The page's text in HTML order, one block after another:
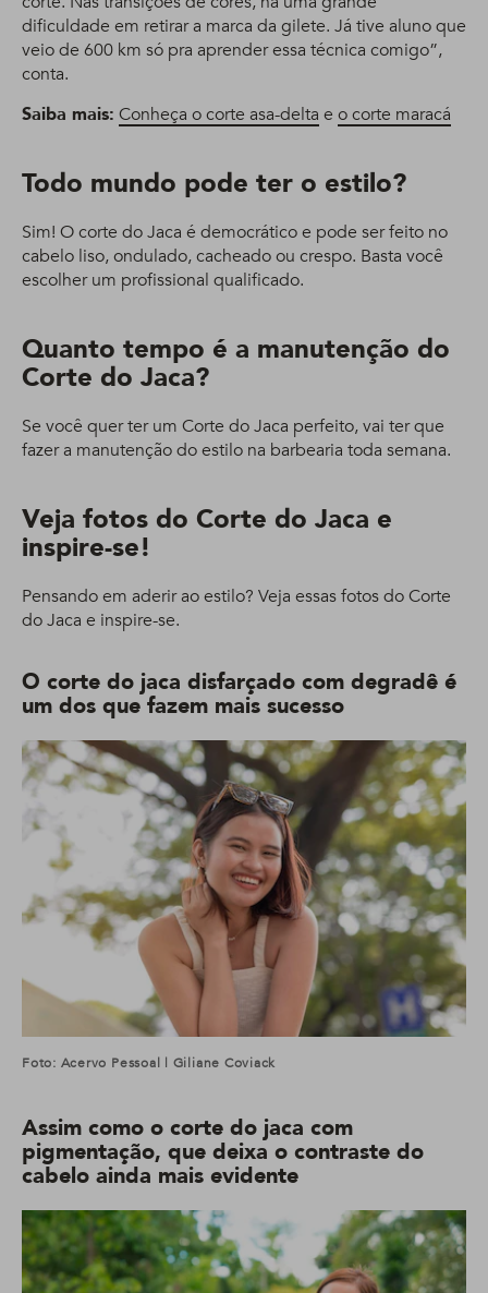
dificuldade em retirar a marca da gilete. Já tive aluno que
veio de 600 km só pra aprender essa técnica comigo”,
conta.
Saiba mais: Conheça o corte asa-delta e o corte maracá
Todo mundo pode ter o estilo?
Sim! O corte do Jaca é democrático e pode ser feito no
cabelo liso, ondulado, cacheado ou crespo. Basta você
escolher um profissional qualificado.
Quanto tempo é a manutenção do
Corte do Jaca?
Se você quer ter um Corte do Jaca perfeito, vai ter que
fazer a manutenção do estilo na barbearia toda semana.
Veja fotos do Corte do Jaca e
inspire-se!
Pensando em aderir ao estilo? Veja essas fotos do Corte
do Jaca e inspire-se.
O corte do jaca disfarçado com degradê é
um dos que fazem mais sucesso
Foto: Acervo Pessoal | Giliane Coviack
Assim como o corte do jaca com
pigmentação, que deixa o contraste do
cabelo ainda mais evidente